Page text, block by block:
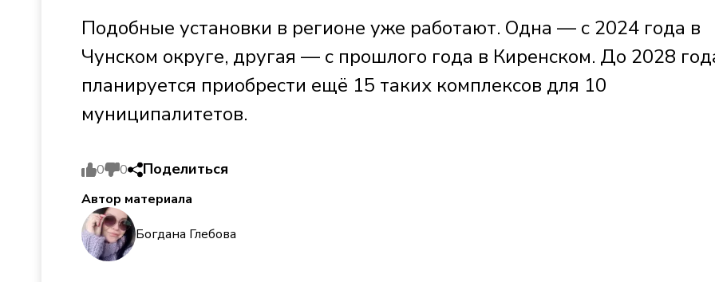
Подобные установки в регионе уже работают. Одна — с 2024 года в
Чунском округе, другая — с прошлого года в Киренском. До 2028
планируется приобрести ещё 15 таких комплексов для 10
муниципалитетов.
0 0 Поделиться
Автор материала
Богдана Глебова